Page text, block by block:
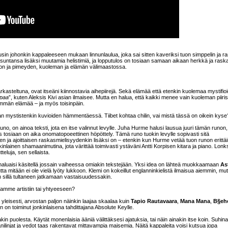
johonkin kappaleeseen mukaan linnunlaulua, joka sai sitten kaveriksi tuon simppelin ja
lisäksi muutamia helistimiä, ja lopputulos on tosiaan samaan aikaan herkkä ja
ja pimeyden, kuoleman ja elämän välimaastossa.
ovat itseäni kiinnostavia aihepiirejä. Sekä elämää että etenkin kuolemaa
”, kuten Aleksis Kivi asian ilmaisee. Mutta en halua, että kaikki menee vain kuoleman
elämää – ja myös toisinpäin.
mystistenkin kuvioiden hämmentäessä. Tiibet kohtaa chilin, vai mistä tässä on oikein
on ainoa teksti, jota en itse valinnut levylle. Juha Hurme halusi lausua juuri tämän
on aika onomatopoeettinen höpöttely. Tämä runo tuokin levylle sopivasti sitä
ja ajoittaisen raskasmielisyydenkin lisäksi on – etenkin kun Hurme vetää tuon runon
shamaanimutina, jota värittää toimivasti ystäväni Antti Korpisen kitara ja piano.
sen sellaista.
käsitellä jossain vaiheessa omiakin tekstejään. Yksi idea on lähteä muokkaamaan
mitään ei ole vielä lyöty lukkoon. Klemi on kokeillut englanninkielistä ilmaisua aiemmin,
tultaneen jatkamaan vastaisuudessakin.
artistiin tai yhtyeeseen?
arvostan paljon näinkin laajaa skaalaa kuin Tapio Rautavaara, Mana Mana,
toiminut jonkinlaisena tahdittajana Absolute Keylle.
puolesta. Käytät monenlaisia ääniä välittäksesi ajatuksia, tai näin ainakin itse koin.
ja vedot taas rakentavat mittavampia maisemia. Näitä kappaleita voisi kutsua jopa